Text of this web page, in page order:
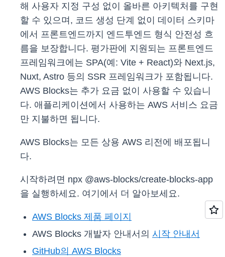
해 사용자 지정 구성 없이 올바른 아키텍처를 구현
할 수 있으며, 코드 생성 단계 없이 데이터 스키마
에서 프론트엔드까지 엔드투엔드 형식 안전성 흐
름을 보장합니다. 평가판에 지원되는 프론트엔드
프레임워크에는 SPA(예: Vite + React)와 Next.js,
Nuxt, Astro 등의 SSR 프레임워크가 포함됩니다.
AWS Blocks는 추가 요금 없이 사용할 수 있습니
다. 애플리케이션에서 사용하는 AWS 서비스 요금
만 지불하면 됩니다.
AWS Blocks는 모든 상용 AWS 리전에 배포됩니
다.
시작하려면 npx @aws-blocks/create-blocks-app
을 실행하세요. 여기에서 더 알아보세요.
AWS Blocks 제품 페이지
AWS Blocks 개발자 안내서의 시작 안내서
GitHub의 AWS Blocks